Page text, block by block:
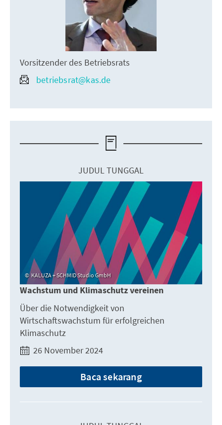
Vorsitzender des Betriebsrats
betriebsrat@kas.de
JUDUL TUNGGAL
KALUZA + SCHMID Studio GmbH
Wachstum und Klimaschutz vereinen
Über die Notwendigkeit von
Wirtschaftswachstum für erfolgreichen
Klimaschutz
26 November 2024
Baca sekarang